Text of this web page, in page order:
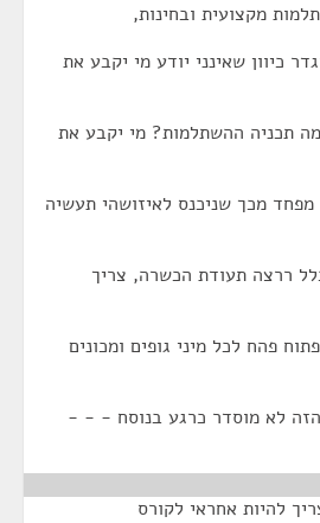
מקצועית ובחינות,
כיוון שאינני יודע מי יקבע את
תכניה ההשתלמות? מי יקבע את
מפחד מכך שניכנס לאיזושהי תעשיה
ררצה תעודת הכשרה, צריך
פהח לכל מיני גופים ומכונים
לא מוסדר כרגע בנוסח - - -
להיות אחראי לקורס